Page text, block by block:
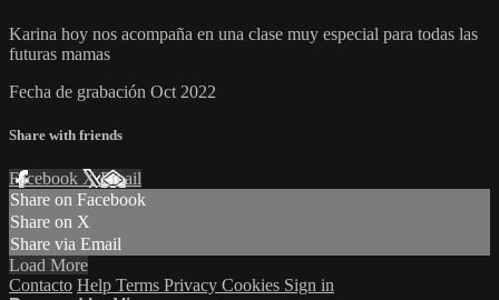
Karina hoy nos acompaña en una clase muy especial para todas las
futuras mamas
Fecha de grabación Oct 2022
Share with friends
Facebook XEmail
Share on Facebook
Share on X
Share via Email
Load More
Contacto Help Terms Privacy Cookies Sign in